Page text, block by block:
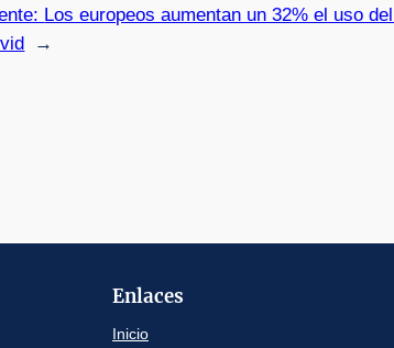
Los europeos aumentan un 32% el uso
→
Enlaces
Inicio